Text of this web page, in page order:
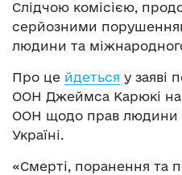
Слідчою комісією,
серйозними
людини та
Про це йдеться у заяві
ООН Джеймса Карюкі на
ООН щодо прав людини
Україні.
«Смерті, поранення та